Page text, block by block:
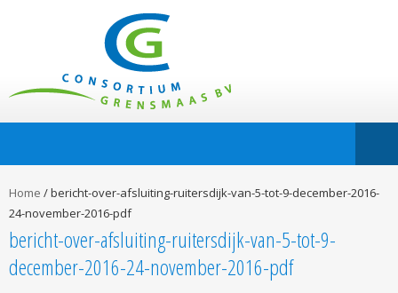
Home /bericht-over-afsluiting-ruitersdijk-van-5-tot-9-december-2016-
24-november-2016-pdf
bericht-over-afsluiting-ruitersdijk-van-5-tot-9-
december-2016-24-november-2016-pdf